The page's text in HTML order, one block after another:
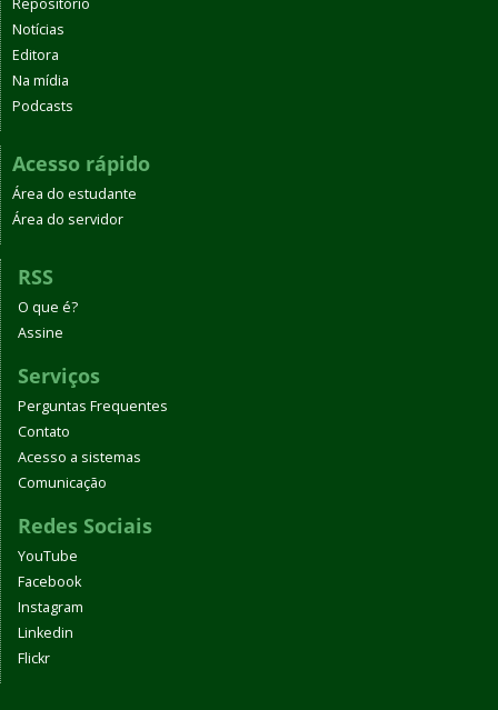
Repositório
Notícias
Editora
Na mídia
Podcasts
Acesso rápido
Área do estudante
Área do servidor
RSS
O que é?
Assine
Serviços
Perguntas Frequentes
Contato
Acesso a sistemas
Comunicação
Redes Sociais
YouTube
Facebook
Instagram
Linkedin
Flickr